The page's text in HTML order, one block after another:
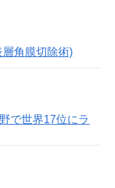
角膜切除術)
で世界17位にラ